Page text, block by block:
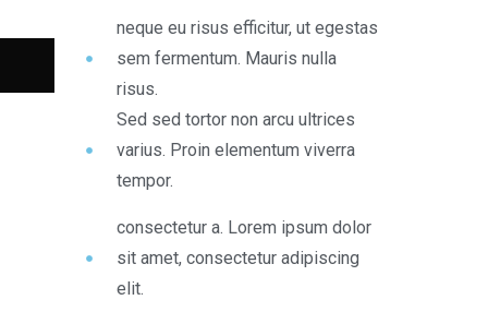
neque eu risus efficitur, ut egestas
sem fermentum. Mauris nulla
risus.
Sed sed tortor non arcu ultrices
varius. Proin elementum viverra
tempor.
consectetur a. Lorem ipsum dolor
sit amet, consectetur adipiscing
elit.